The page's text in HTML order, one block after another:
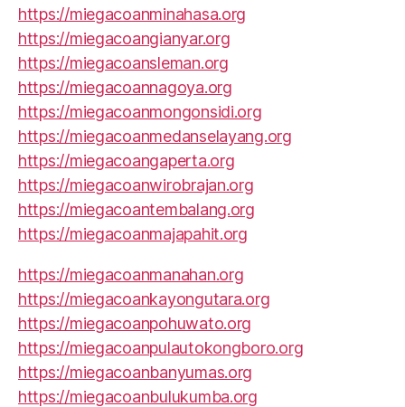
https://miegacoanminahasa.org
https://miegacoangianyar.org
https://miegacoansleman.org
https://miegacoannagoya.org
https://miegacoanmongonsidi.org
https://miegacoanmedanselayang.org
https://miegacoangaperta.org
https://miegacoanwirobrajan.org
https://miegacoantembalang.org
https://miegacoanmajapahit.org
https://miegacoanmanahan.org
https://miegacoankayongutara.org
https://miegacoanpohuwato.org
https://miegacoanpulautokongboro.org
https://miegacoanbanyumas.org
https://miegacoanbulukumba.org